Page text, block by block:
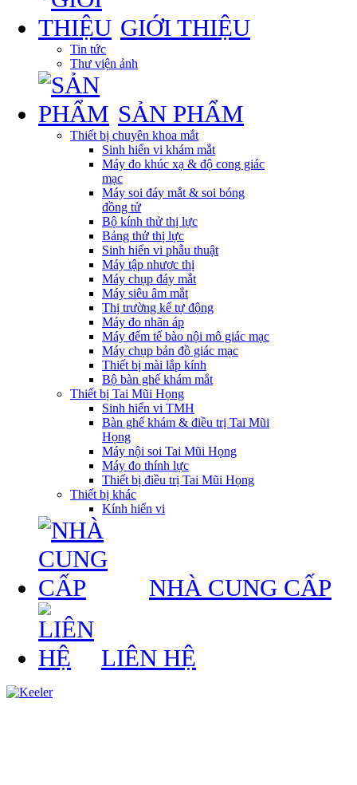
GIỚI THIỆU
Tin tức
Thư viện ảnh
SẢN PHẨM
Thiết bị chuyên khoa mắt
Sinh hiển vi khám mắt
Máy đo khúc xạ & độ cong giác
mạc
Máy soi đáy mắt & soi bóng
đồng tử
Bộ kính thử thị lực
Bảng thử thị lực
Sinh hiển vi phẫu thuật
Máy tập nhược thị
Máy chụp đáy mắt
Máy siêu âm mắt
Thị trường kế tự động
Máy đo nhãn áp
Máy đếm tế bào nội mô giác mạc
Máy chụp bản đồ giác mạc
Thiết bị mài lắp kính
Bộ bàn ghế khám mắt
Thiết bị Tai Mũi Họng
Sinh hiển vi TMH
Bàn ghế khám & điều trị Tai Mũi
Họng
Máy nội soi Tai Mũi Họng
Máy đo thính lực
Thiết bị điều trị Tai Mũi Họng
Thiết bị khác
Kính hiển vi
NHÀ CUNG CẤP
LIÊN HỆ